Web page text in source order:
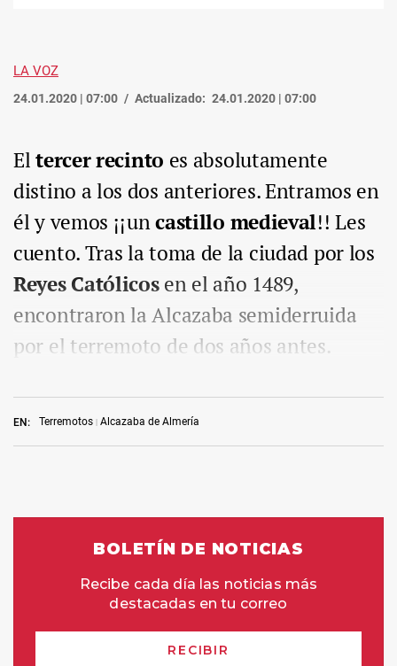
LA VOZ
24.01.2020 | 07:00 Actualizado: 24.01.2020 | 07:00
EN: Terremotos Alcazaba de Almería
Eltercer recinto es absolutamente
distino a los dos anteriores. Entramos en
él y vemos ¡¡uncastillo medieval!! Les
cuento. Tras la toma de la ciudad por los
Reyes Católicosen el año 1489,
encontraron la Alcazaba semiderruida
por el terremoto de dos años antes.